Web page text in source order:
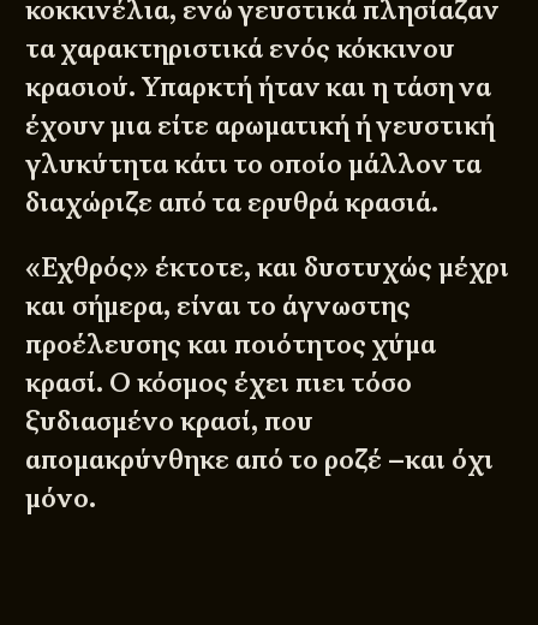
κοκκινέλια, ενώ γευστικά πλησίαζαν
τα χαρακτηριστικά ενός κόκκινου
κρασιού. Υπαρκτή ήταν και η τάση να
έχουν μια είτε αρωματική ή γευστική
γλυκύτητα κάτι το οποίο μάλλον τα
διαχώριζε από τα ερυθρά κρασιά.
«Εχθρός» έκτοτε, και δυστυχώς μέχρι
και σήμερα, είναι το άγνωστης
προέλευσης και ποιότητος χύμα
κρασί. Ο κόσμος έχει πιει τόσο
ξυδιασμένο κρασί, που
απομακρύνθηκε από το ροζέ –και όχι
μόνο.